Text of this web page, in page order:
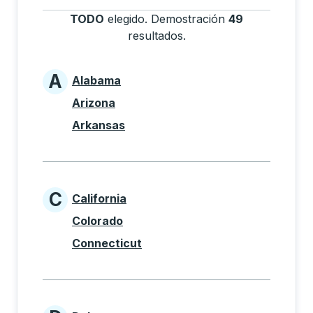
TODO elegido. Demostración 49
resultados.
States beginning with A
A
Alabama
Arizona
Arkansas
States beginning with C
C
California
Colorado
Connecticut